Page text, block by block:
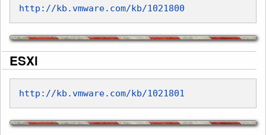
http://kb.vmware.com/kb/1021800
ESXi
http://kb.vmware.com/kb/1021801